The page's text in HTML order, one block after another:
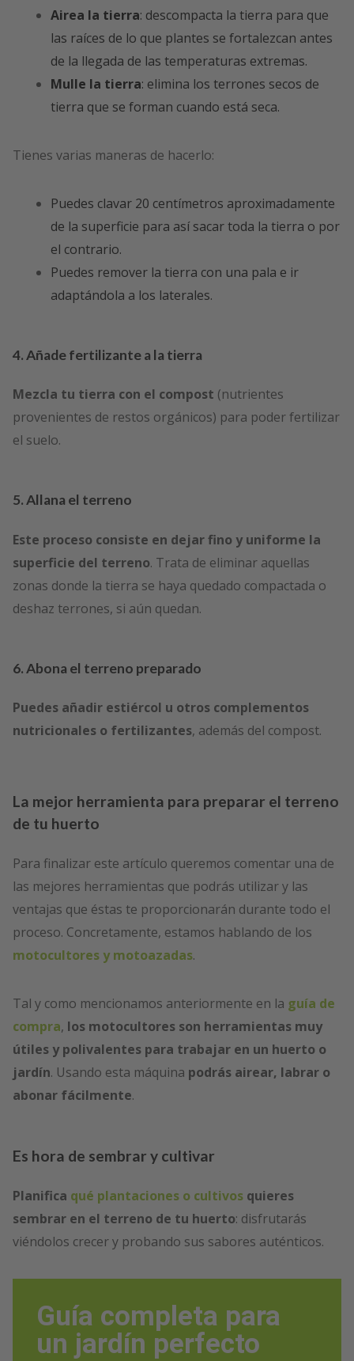
Airea la tierra: descompacta la tierra para que
las raíces de lo que plantes se fortalezcan antes
de la llegada de las temperaturas extremas.
Mulle la tierra: elimina los terrones secos de
tierra que se forman cuando está seca.
Tienes varias maneras de hacerlo:
Puedes clavar 20 centímetros aproximadamente
de la superficie para así sacar toda la tierra o por
el contrario.
Puedes remover la tierra con una pala e ir
adaptándola a los laterales.
4. Añade fertilizante a la tierra
Mezcla tu tierra con el compost (nutrientes
provenientes de restos orgánicos) para poder fertilizar
el suelo.
5. Allana el terreno
Este proceso consiste en dejar fino y uniforme la
superficie del terreno. Trata de eliminar aquellas
zonas donde la tierra se haya quedado compactada o
deshaz terrones, si aún quedan.
6. Abona el terreno preparado
Puedes añadir estiércol u otros complementos
nutricionales o fertilizantes, además del compost.
La mejor herramienta para preparar el terreno
de tu huerto
Para finalizar este artículo queremos comentar una de
las mejores herramientas que podrás utilizar y las
ventajas que éstas te proporcionarán durante todo el
proceso. Concretamente, estamos hablando de los
motocultores y motoazadas.
Tal y como mencionamos anteriormente en la guía de
compra, los motocultores son herramientas muy
útiles y polivalentes para trabajar en un huerto o
jardín. Usando esta máquina podrás airear, labrar o
abonar fácilmente.
Es hora de sembrar y cultivar
Planifica qué plantaciones o cultivos quieres
sembrar en el terreno de tu huerto: disfrutarás
viéndolos crecer y probando sus sabores auténticos.
Guía completa para
un jardín perfecto